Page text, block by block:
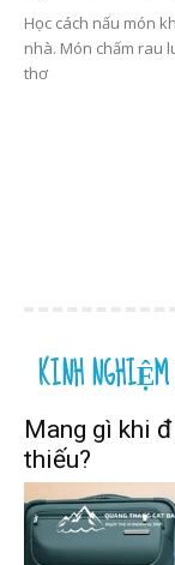
Học cách nấu món
nhà. Món chấm rau
thơ
KINH
Mang gì khi
thiếu?